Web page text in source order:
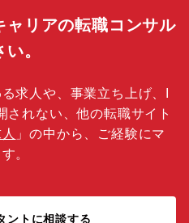
ャリアの転職コンサル
。
求人や、事業立ち上げ、I
されない、他の転職サイト
」の中から、ご経験にマ
。
ントに相談する